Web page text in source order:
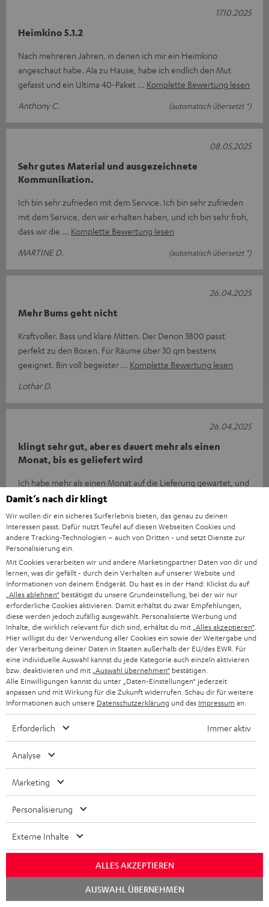
Heimkino 5.1.2
Nach mehreren Jahren, in denen ich mir ein Heimkino
angeschaut habe. Ala zu Hause, habe ich endlich den Mut
gefasst und ein Ultima 40-Paket
Komplette Bewertung lesen
Anthony C.
(automatisch übersetzt *)
17.10.2025
Sehr gutes Material und ausgezeichnete
Kommunikation.
Ich bin sehr zufrieden mit dem Service. Ich bin sehr zufrieden
mit dem Service, den wir erhalten haben, und ich bin sehr froh,
dass wir die
Komplette Bewertung lesen
MARTINE D.
(automatisch übersetzt *)
08.05.2025
Mehr Bums geht nicht
Kraftvoller. Bass und klare Mitten. Der Denon 3800 passt
perfekt zu den Boxen. Für Räume über 30 qm bestens
geeignet. Bin voll begeister
Komplette Bewertung lesen
Lothar D.
26.04.2025
klingt sehr gut, aber es dauert mehr als einen
Monat, bis es geliefert wird
Ich habe mehr als einen Monat auf die Lieferung gewartet, und
die Lieferzeiten haben sich täglich geändert, weil der 3800er
nicht verfügbar
Komplette Bewertung lesen
Jean-François B.
(automatisch übersetzt *)
26.04.2025
Ausgezeichnetes Produkt zu einem guten Preis
Der denon x3800h allein kostet anderswo 1750 €, und für rund
2000 € haben Sie jetzt alles. Das ist ein sehr guter Preis für ein
tolles Prod
Komplette Bewertung lesen
Dirk O.
(automatisch übersetzt *)
02.04.2025
Außergewöhnlicher Klang
Ich bin von einem Z5500 auf dieses Heimkino umgestiegen
und es ist wie Tag und Nacht. Die Qualität ist unbestreitbar, der
Sound ist wirklich
Valérian L.
11.03.2025
Ich bin begeistert, von der Bestellung über Lieferung bis hin
Damit‘s nach dir klingt
Wir wollen dir ein sicheres Surferlebnis bieten, das genau zu deinen
Interessen passt. Dafür nutzt Teufel auf diesen Webseiten Cookies und
andere Tracking-Technologien – auch von Dritten - und setzt Dienste zur
Personalisierung ein.
Mit Cookies verarbeiten wir und andere Marketingpartner Daten von dir und
lernen, was dir gefällt - durch dein Verhalten auf unserer Website und
Informationen von deinem Endgerät. Du hast es in der Hand: Klickst du auf
„Alles ablehnen“ bestätigst du unsere Grundeinstellung, bei der wir nur
erforderliche Cookies aktivieren. Damit erhältst du zwar Empfehlungen,
diese werden jedoch zufällig ausgewählt. Personalisierte Werbung und
Inhalte, die wirklich relevant für dich sind, erhältst du mit „Alles akzeptieren“.
Hier willigst du der Verwendung aller Cookies ein sowie der Weitergabe und
der Verarbeitung deiner Daten in Staaten außerhalb der EU/des EWR. Für
eine individuelle Auswahl kannst du jede Kategorie auch einzeln aktivieren
bzw. deaktivieren und mit „Auswahl übernehmen“ bestätigen.
Alle Einwilligungen kannst du unter „Daten-Einstellungen“ jederzeit
anpassen und mit Wirkung für die Zukunft widerrufen. Schau dir für weitere
Informationen auch unsere Datenschutzerklärung und das Impressum an.
Erforderlich Immer aktiv
Analyse
Marketing
Personalisierung
Externe Inhalte
ALLES AKZEPTIEREN
AUSWAHL ÜBERNEHMEN